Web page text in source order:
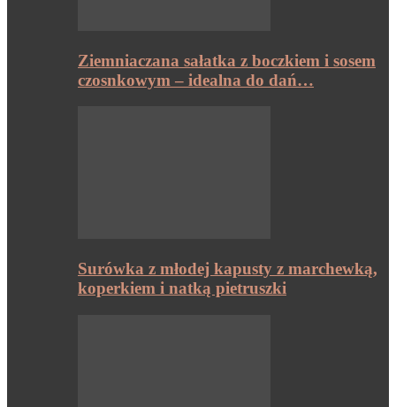
Ziemniaczana sałatka z boczkiem i sosem
czosnkowym – idealna do dań…
Surówka z młodej kapusty z marchewką,
koperkiem i natką pietruszki